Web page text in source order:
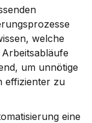
welche
um unnötige
effizienter zu
eine